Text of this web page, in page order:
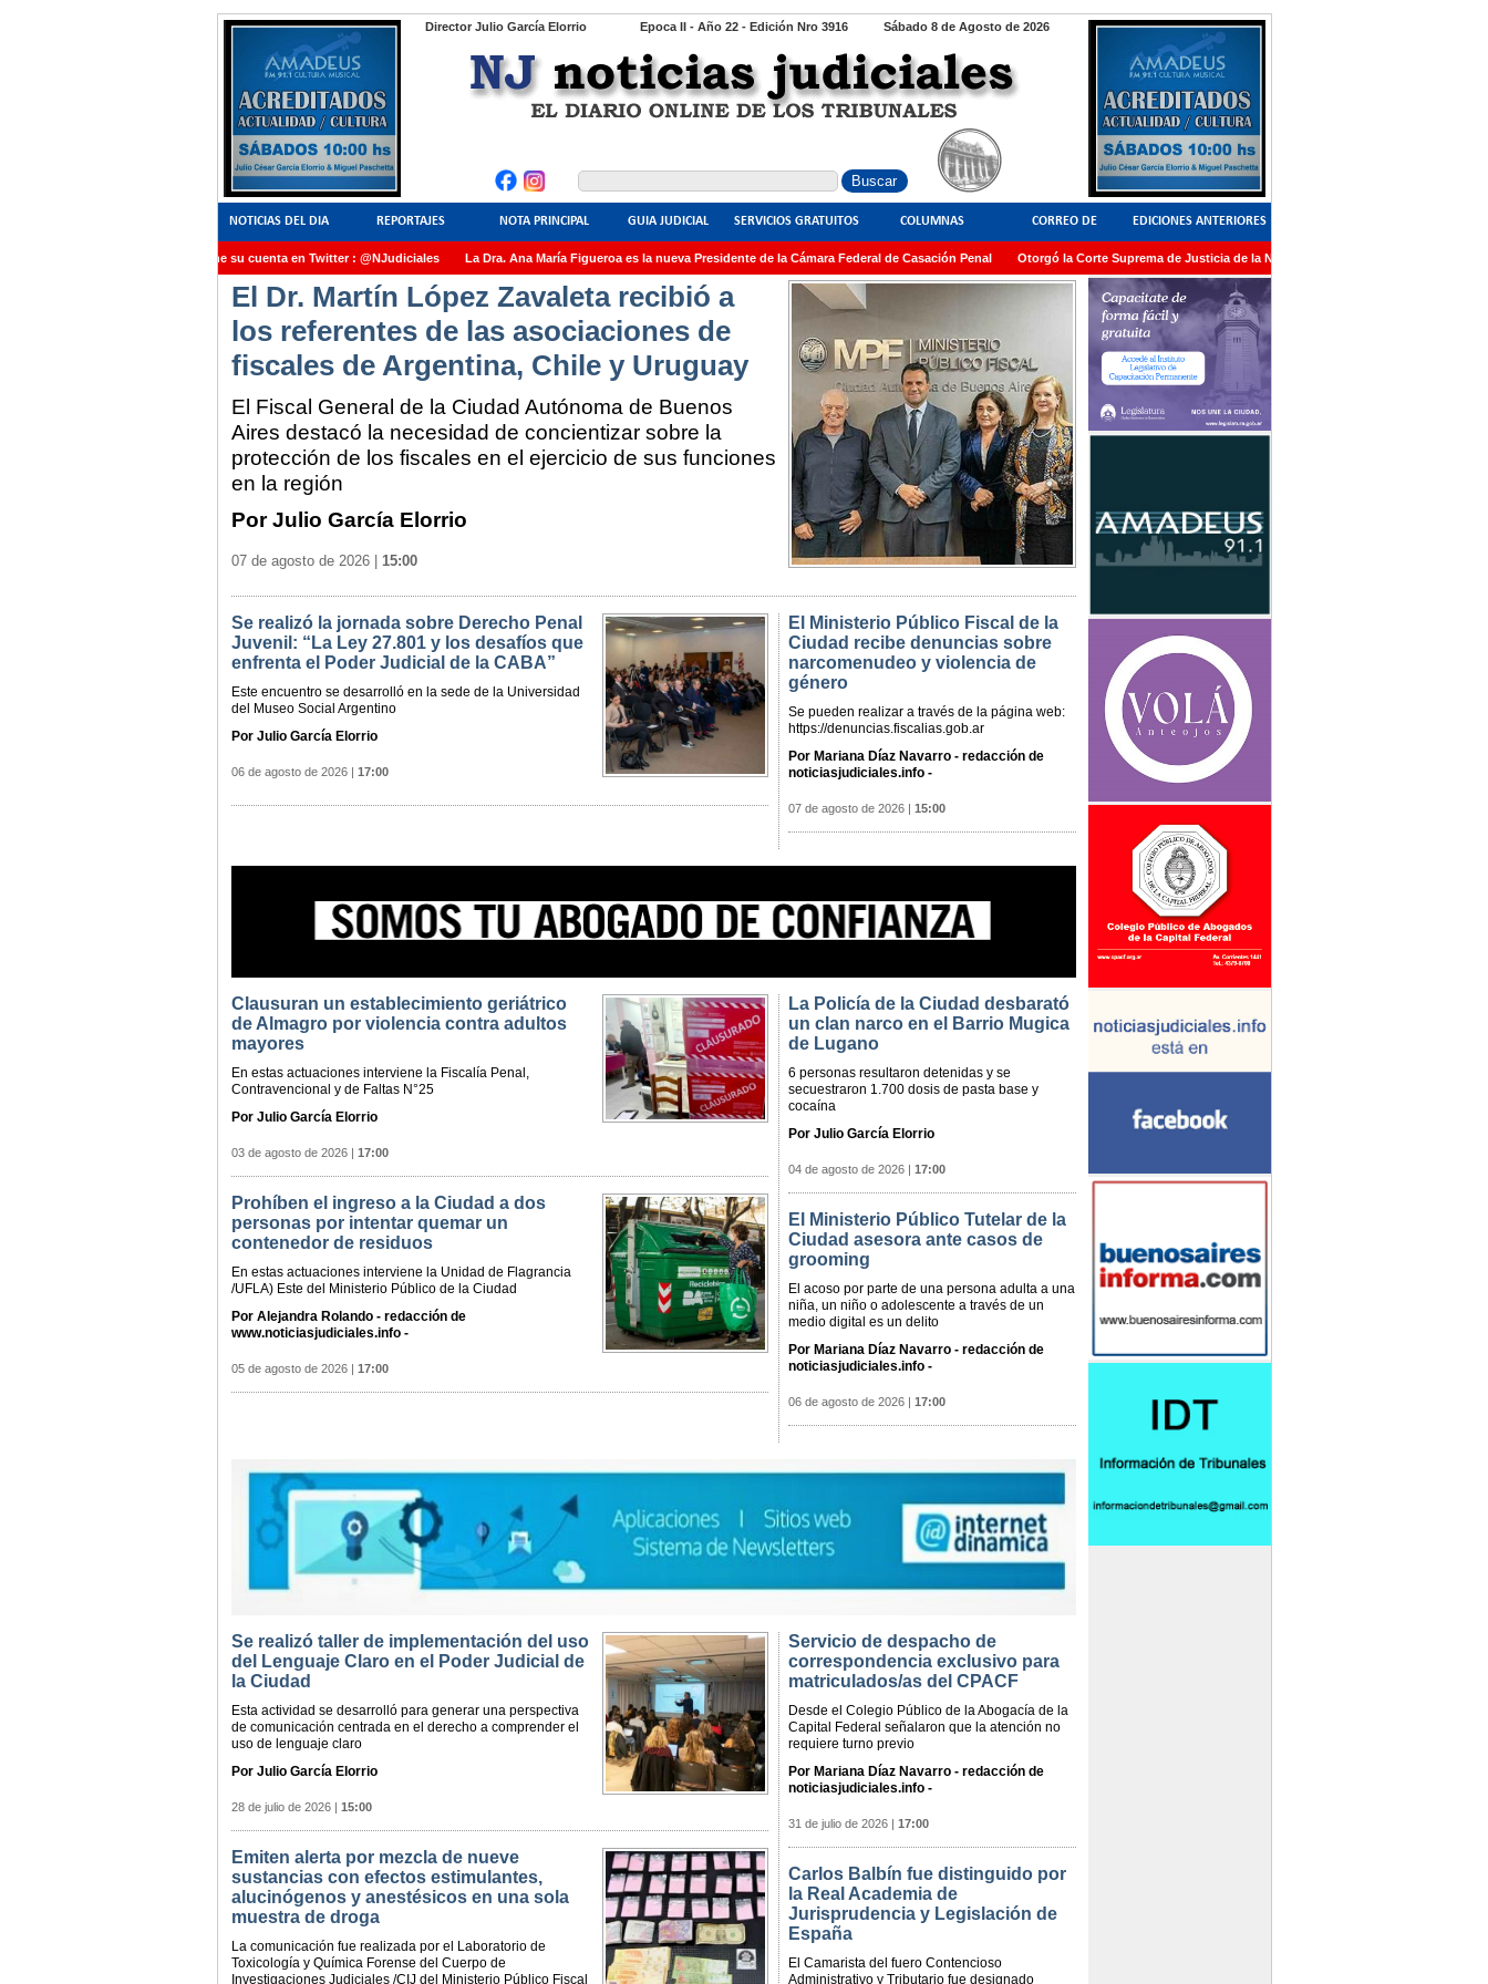
Director Julio García Elorrio Sábado 8 de Agosto de 2026
Epoca II - Año 22 - Edición Nro 3916
NOTICIAS DEL DIA REPORTAJES NOTA PRINCIPAL GUIA JUDICIAL SERVICIOS GRATUITOS COLUMNAS CORREO DE
LECTORES
EDICIONES ANTERIORES
NoticiasJudiciales.INFO tiene su cuenta en Twitter : @NJudiciales La Dra. Ana María Figueroa es la nueva Presidente de la Cámara Federal de Casación Penal Otorgó la Corte Suprema de Justicia de la Nación una medalla al Dr. Raul
AMIA quedó radicada ante el Juez Daniel RafecasEl Dr. Martín López Zavaleta recibió a
los referentes de las asociaciones de
fiscales de Argentina, Chile y Uruguay
El Fiscal General de la Ciudad Autónoma de Buenos
Aires destacó la necesidad de concientizar sobre la
protección de los fiscales en el ejercicio de sus funciones
en la región
Por Julio García Elorrio
07 de agosto de 2026| 15:00
Se realizó la jornada sobre Derecho Penal
Juvenil: “La Ley 27.801 y los desafíos que
enfrenta el Poder Judicial de la CABA”
Este encuentro se desarrolló en la sede de la Universidad
del Museo Social Argentino
Por Julio García Elorrio
06 de agosto de 2026| 17:00
El Ministerio Público Fiscal de la
Ciudad recibe denuncias sobre
narcomenudeo y violencia de
género
Se pueden realizar a través de la página web:
https://denuncias.fiscalias.gob.ar
Por Mariana Díaz Navarro - redacción de
noticiasjudiciales.info -
07 de agosto de 2026| 15:00
Clausuran un establecimiento geriátrico
de Almagro por violencia contra adultos
mayores
En estas actuaciones interviene la Fiscalía Penal,
Contravencional y de Faltas N°25
Por Julio García Elorrio
03 de agosto de 2026| 17:00
Prohíben el ingreso a la Ciudad a dos
personas por intentar quemar un
contenedor de residuos
En estas actuaciones interviene la Unidad de Flagrancia
/UFLA) Este del Ministerio Público de la Ciudad
Por Alejandra Rolando - redacción de
www.noticiasjudiciales.info -
05 de agosto de 2026| 17:00
La Policía de la Ciudad desbarató
un clan narco en el Barrio Mugica
de Lugano
6 personas resultaron detenidas y se
secuestraron 1.700 dosis de pasta base y
cocaína
Por Julio García Elorrio
04 de agosto de 2026| 17:00
El Ministerio Público Tutelar de la
Ciudad asesora ante casos de
grooming
El acoso por parte de una persona adulta a una
niña, un niño o adolescente a través de un
medio digital es un delito
Por Mariana Díaz Navarro - redacción de
noticiasjudiciales.info -
06 de agosto de 2026| 17:00
Se realizó taller de implementación del uso
del Lenguaje Claro en el Poder Judicial de
la Ciudad
Esta actividad se desarrolló para generar una perspectiva
de comunicación centrada en el derecho a comprender el
uso de lenguaje claro
Por Julio García Elorrio
28 de julio de 2026| 15:00
Emiten alerta por mezcla de nueve
sustancias con efectos estimulantes,
alucinógenos y anestésicos en una sola
muestra de droga
La comunicación fue realizada por el Laboratorio de
Toxicología y Química Forense del Cuerpo de
Investigaciones Judiciales /CIJ del Ministerio Público Fiscal
Servicio de despacho de
correspondencia exclusivo para
matriculados/as del CPACF
Desde el Colegio Público de la Abogacía de la
Capital Federal señalaron que la atención no
requiere turno previo
Por Mariana Díaz Navarro - redacción de
noticiasjudiciales.info -
31 de julio de 2026| 17:00
Carlos Balbín fue distinguido por
la Real Academia de
Jurisprudencia y Legislación de
España
El Camarista del fuero Contencioso
Administrativo y Tributario fue designado